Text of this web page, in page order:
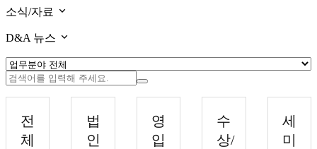
소식/자료
D&A 뉴스
전
체
법
인
영
입
수
상/
세
미